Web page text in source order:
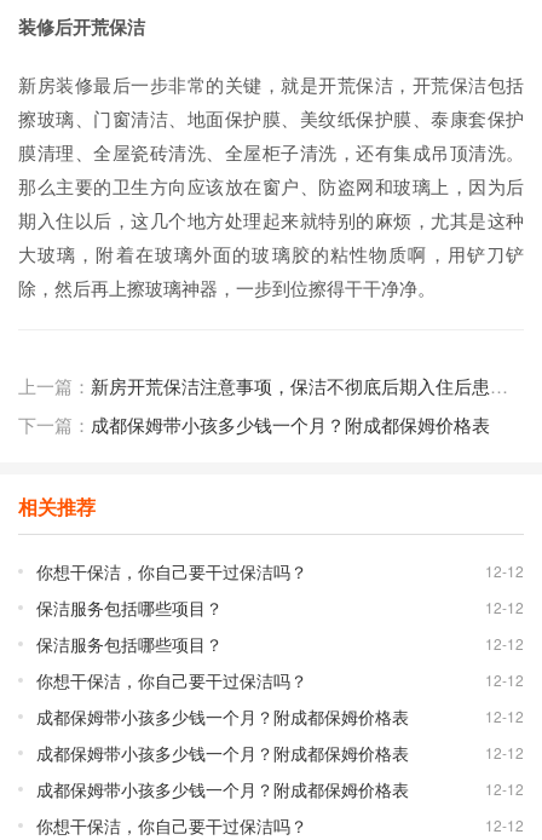
装修后开荒保洁
新房装修最后一步非常的关键，就是开荒保洁，开荒保洁包括
擦玻璃、门窗清洁、地面保护膜、美纹纸保护膜、泰康套保护
膜清理、全屋瓷砖清洗、全屋柜子清洗，还有集成吊顶清洗。
那么主要的卫生方向应该放在窗户、防盗网和玻璃上，因为后
期入住以后，这几个地方处理起来就特别的麻烦，尤其是这种
大玻璃，附着在玻璃外面的玻璃胶的粘性物质啊，用铲刀铲
除，然后再上擦玻璃神器，一步到位擦得干干净净。
上一篇： 新房开荒保洁注意事项，保洁不彻底后期入住后患无穷！
下一篇： 成都保姆带小孩多少钱一个月？附成都保姆价格表
相关推荐
你想干保洁，你自己要干过保洁吗？ 12-12
保洁服务包括哪些项目？ 12-12
保洁服务包括哪些项目？ 12-12
你想干保洁，你自己要干过保洁吗？ 12-12
成都保姆带小孩多少钱一个月？附成都保姆价格表 12-12
成都保姆带小孩多少钱一个月？附成都保姆价格表 12-12
成都保姆带小孩多少钱一个月？附成都保姆价格表 12-12
你想干保洁，你自己要干过保洁吗？ 12-12